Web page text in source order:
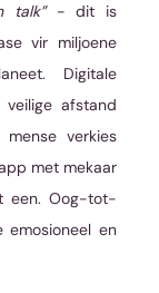
talk” - dit is
vir miljoene
Digitale
afstand
mense verkies
met mekaar
een. Oog-tot-
emosioneel en